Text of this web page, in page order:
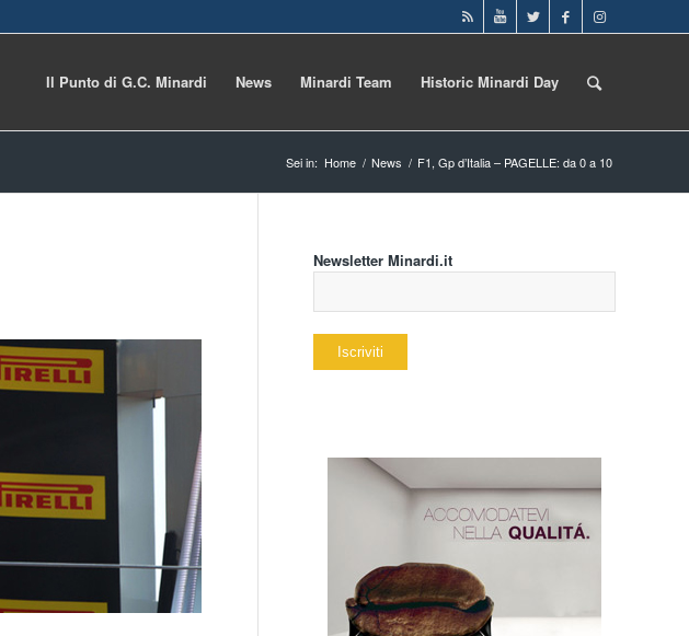
Il Punto di G.C. Minardi News Minardi Team Historic Minardi Day
Sei in: Home / News / F1, Gp d’Italia – PAGELLE: da 0 a 10
Newsletter Minardi.it